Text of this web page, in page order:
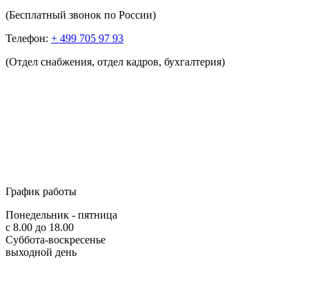
(Бесплатный звонок по России)
Телефон: + 499 705 97 93
(Отдел снабжения, отдел кадров, бухгалтерия)
График работы
Понедельник - пятница
с 8.00 до 18.00
Суббота-воскресенье
выходной день